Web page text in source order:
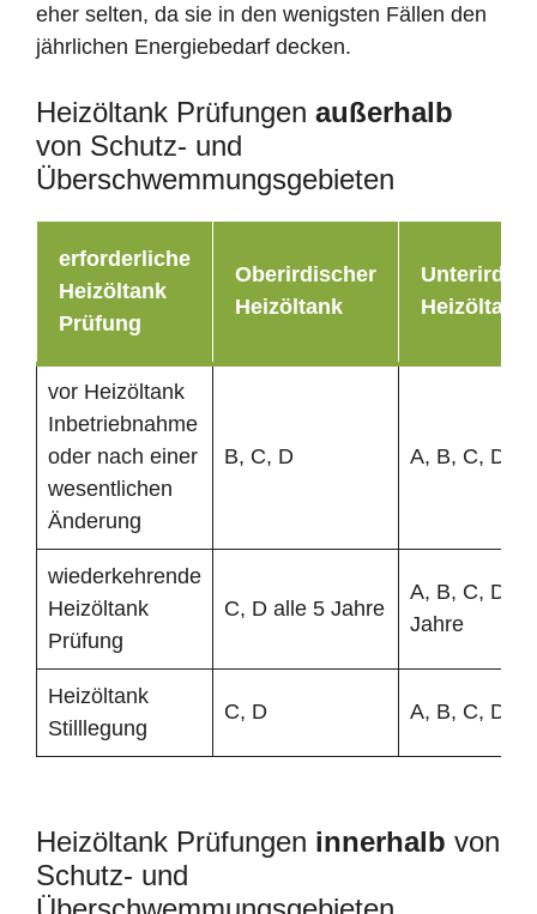
eher selten, da sie in den wenigsten Fällen den
jährlichen Energiebedarf decken.
Heizöltank Prüfungen außerhalb
von Schutz- und
Überschwemmungsgebieten
erforderliche
Heizöltank
Prüfung
Oberirdischer
Heizöltank
Heizöltank
vor Heizöltank
Inbetriebnahme
oder nach einer
wesentlichen
Änderung
B, C, D A, B, C, D
wiederkehrende
Heizöltank
Prüfung
C, D alle 5 Jahre
A, B, C, D
Jahre
Heizöltank
Stilllegung
C, D A, B, C, D
Heizöltank Prüfungen innerhalb von
Schutz- und